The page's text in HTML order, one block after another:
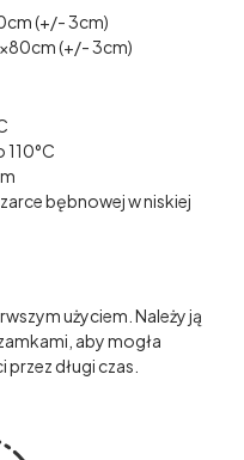
(+/- 3cm)
(+/- 3cm)
bębnowej w niskiej
użyciem. Należy ją
aby mogła
długi czas.